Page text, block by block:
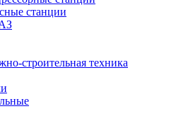
станции
строительная техника